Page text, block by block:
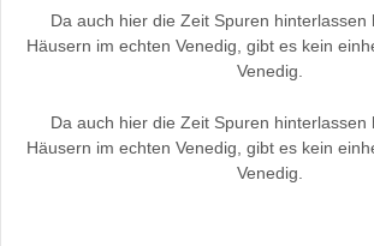
Da auch hier die Zeit Spuren hinterlassen
Häusern im echten Venedig, gibt es kein
Venedig.
Da auch hier die Zeit Spuren hinterlassen
Häusern im echten Venedig, gibt es kein
Venedig.